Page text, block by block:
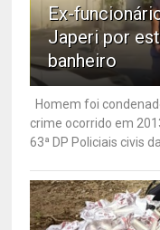
Ex-
Japeri por
banheiro
Homem foi
crime ocorrido em
63ª DP Policiais civis